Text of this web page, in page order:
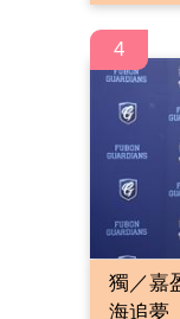
4
獨／嘉
海追夢